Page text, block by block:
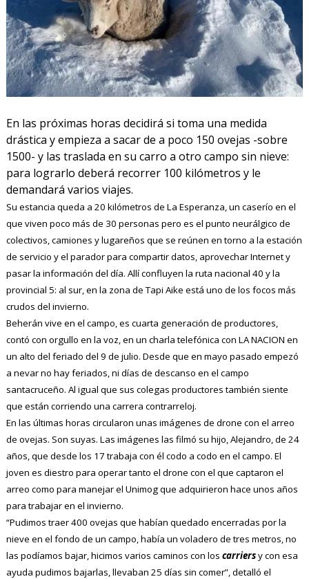
En las próximas horas decidirá si toma una medida
drástica y empieza a sacar de a poco 150 ovejas -sobre
1500- y las traslada en su carro a otro campo sin nieve:
para lograrlo deberá recorrer 100 kilómetros y le
demandará varios viajes.
Su estancia queda a 20 kilómetros de La Esperanza, un caserío en el
que viven poco más de 30 personas pero es el punto neurálgico de
colectivos, camiones y lugareños que se reúnen en torno a la estación
de servicio y el parador para compartir datos, aprovechar Internet y
pasar la información del día. Allí confluyen la ruta nacional 40 y la
provincial 5: al sur, en la zona de Tapi Aike está uno de los focos más
crudos del invierno.
Beherán vive en el campo, es cuarta generación de productores,
contó con orgullo en la voz, en un charla telefónica con LA NACION en
un alto del feriado del 9 de julio. Desde que en mayo pasado empezó
a nevar no hay feriados, ni días de descanso en el campo
santacruceño. Al igual que sus colegas productores también siente
que están corriendo una carrera contrarreloj.
En las últimas horas circularon unas imágenes de drone con el arreo
de ovejas. Son suyas. Las imágenes las filmó su hijo, Alejandro, de 24
años, que desde los 17 trabaja con él codo a codo en el campo. El
joven es diestro para operar tanto el drone con el que captaron el
arreo como para manejar el Unimog que adquirieron hace unos años
para trabajar en el invierno.
“Pudimos traer 400 ovejas que habían quedado encerradas por la
nieve en el fondo de un campo, había un voladero de tres metros, no
las podíamos bajar, hicimos varios caminos con los carriersy con esa
ayuda pudimos bajarlas, llevaban 25 días sin comer”, detalló el